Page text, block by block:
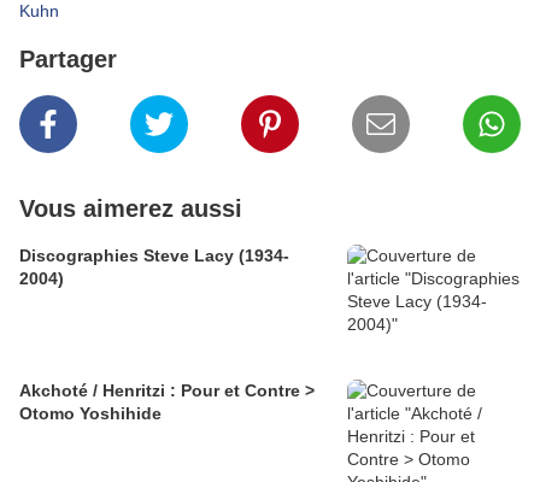
Kuhn
Partager
Vous aimerez aussi
Discographies Steve Lacy (1934-
2004)
Akchoté / Henritzi : Pour et Contre >
Otomo Yoshihide